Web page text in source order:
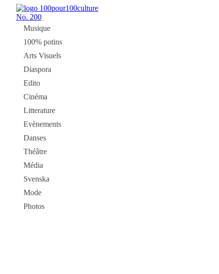
No. 200
Musique
100% potins
Arts Visuels
Diaspora
Edito
Cinéma
Litterature
Evènements
Danses
Théâtre
Média
Svenska
Mode
Photos